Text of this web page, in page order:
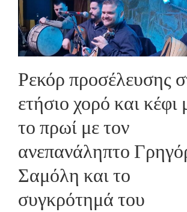
Ρεκόρ προσέλευσης
ετήσιο χορό και κέφι
το πρωί με τον
ανεπανάληπτο
Σαμόλη και το
συγκρότημά του